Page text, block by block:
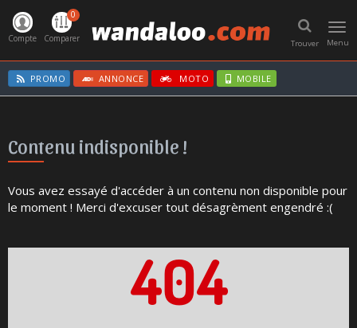
Menu
Trouver
Compte
0
Comparer
PROMO ANNONCE MOTO MOBILE
Contenu indisponible !
Vous avez essayé d'accéder à un contenu non disponible pour
le moment ! Merci d'excuser tout désagrèment engendré :(